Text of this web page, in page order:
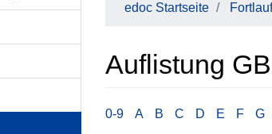
edoc Startseite
Auflistung
0-9 A B C D E F G